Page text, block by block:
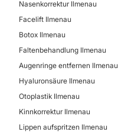
Nasenkorrektur Ilmenau
Facelift Ilmenau
Botox Ilmenau
Faltenbehandlung Ilmenau
Augenringe entfernen Ilmenau
Hyaluronsäure Ilmenau
Otoplastik Ilmenau
Kinnkorrektur Ilmenau
Lippen aufspritzen Ilmenau